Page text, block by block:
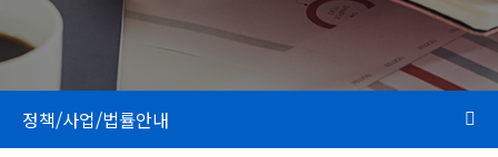
정책/사업/법률안내